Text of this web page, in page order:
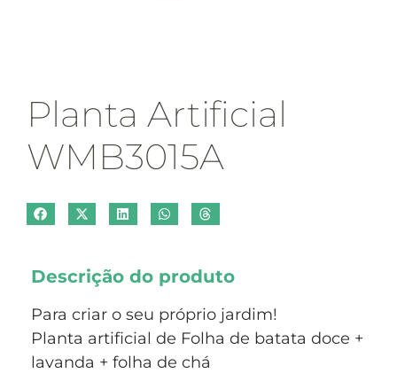
Planta Artificial
WMB3015A
Descrição do produto
Para criar o seu próprio jardim!
Planta artificial de Folha de batata doce +
lavanda + folha de chá